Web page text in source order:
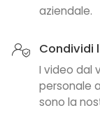
aziendale.
Condividi
I video dal
personale
sono la